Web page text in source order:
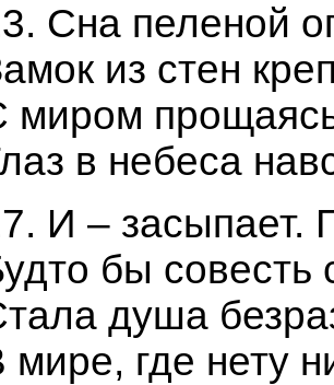
Сна пеленой
из стен
миром
в небеса
И – засыпает.
бы совесть
душа
мире, где нету